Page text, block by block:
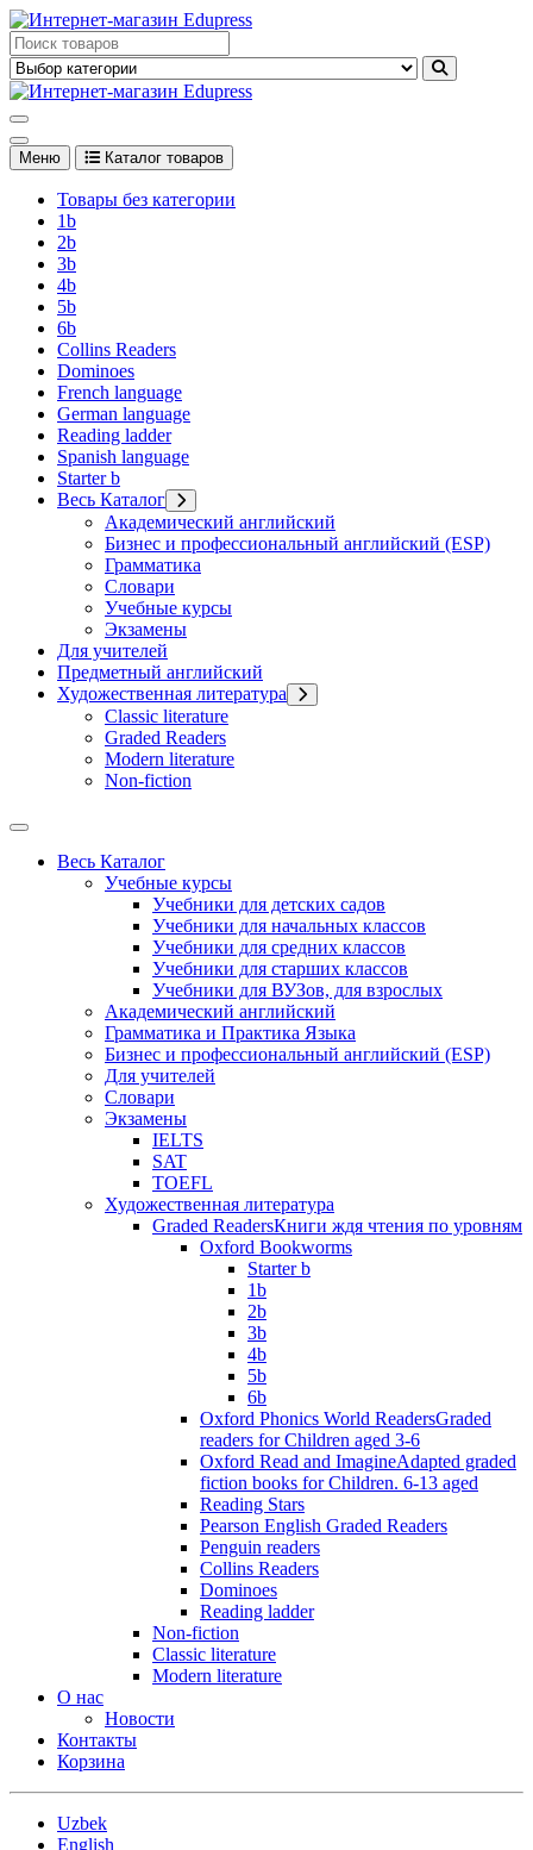
Перейти
к
содержимому
Edupress Uzbekistan, Edupress Узбекистан, книги, учебники на
английском языке
английском языке
Меню Каталог товаров
Товары без категории
1b
2b
3b
4b
5b
6b
Collins Readers
Dominoes
French language
German language
Reading ladder
Spanish language
Starter b
Весь Каталог
Академический английский
Бизнес и профессиональный английский (ESP)
Грамматика
Словари
Учебные курсы
Экзамены
Для учителей
Предметный английский
Художественная литература
Classic literature
Graded Readers
Modern literature
Non-fiction
Весь Каталог
Учебные курсы
Учебники для детских садов
Учебники для начальных классов
Учебники для средних классов
Учебники для старших классов
Учебники для ВУЗов, для взрослых
Академический английский
Грамматика и Практика Языка
Бизнес и профессиональный английский (ESP)
Для учителей
Словари
Экзамены
IELTS
SAT
TOEFL
Художественная литература
Graded ReadersКниги ждя чтения по уровням
Oxford Bookworms
Starter b
1b
2b
3b
4b
5b
6b
Oxford Phonics World ReadersGraded
readers for Children aged 3-6
Oxford Read and ImagineAdapted graded
fiction books for Children. 6-13 aged
Reading Stars
Pearson English Graded Readers
Penguin readers
Collins Readers
Dominoes
Reading ladder
Non-fiction
Classic literature
Modern literature
О нас
Новости
Контакты
Корзина
Uzbek
English